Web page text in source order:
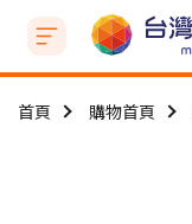
首頁 購物首頁